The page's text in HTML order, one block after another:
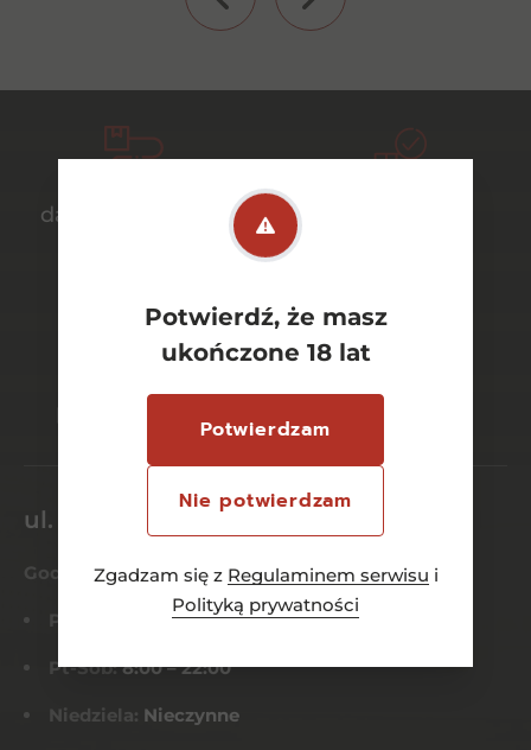
Potwierdź, że masz
ukończone 18 lat
Potwierdzam
Nie potwierdzam
Zgadzam się z Regulaminem serwisu i
Polityką prywatności
darmowa dostawa
ul. Dworcowa 26/6
Godziny otwarcia
Pn-Czw: 8:00 – 21:00
Pt-Sob:8:00 – 22:00
Niedziela: Nieczynne